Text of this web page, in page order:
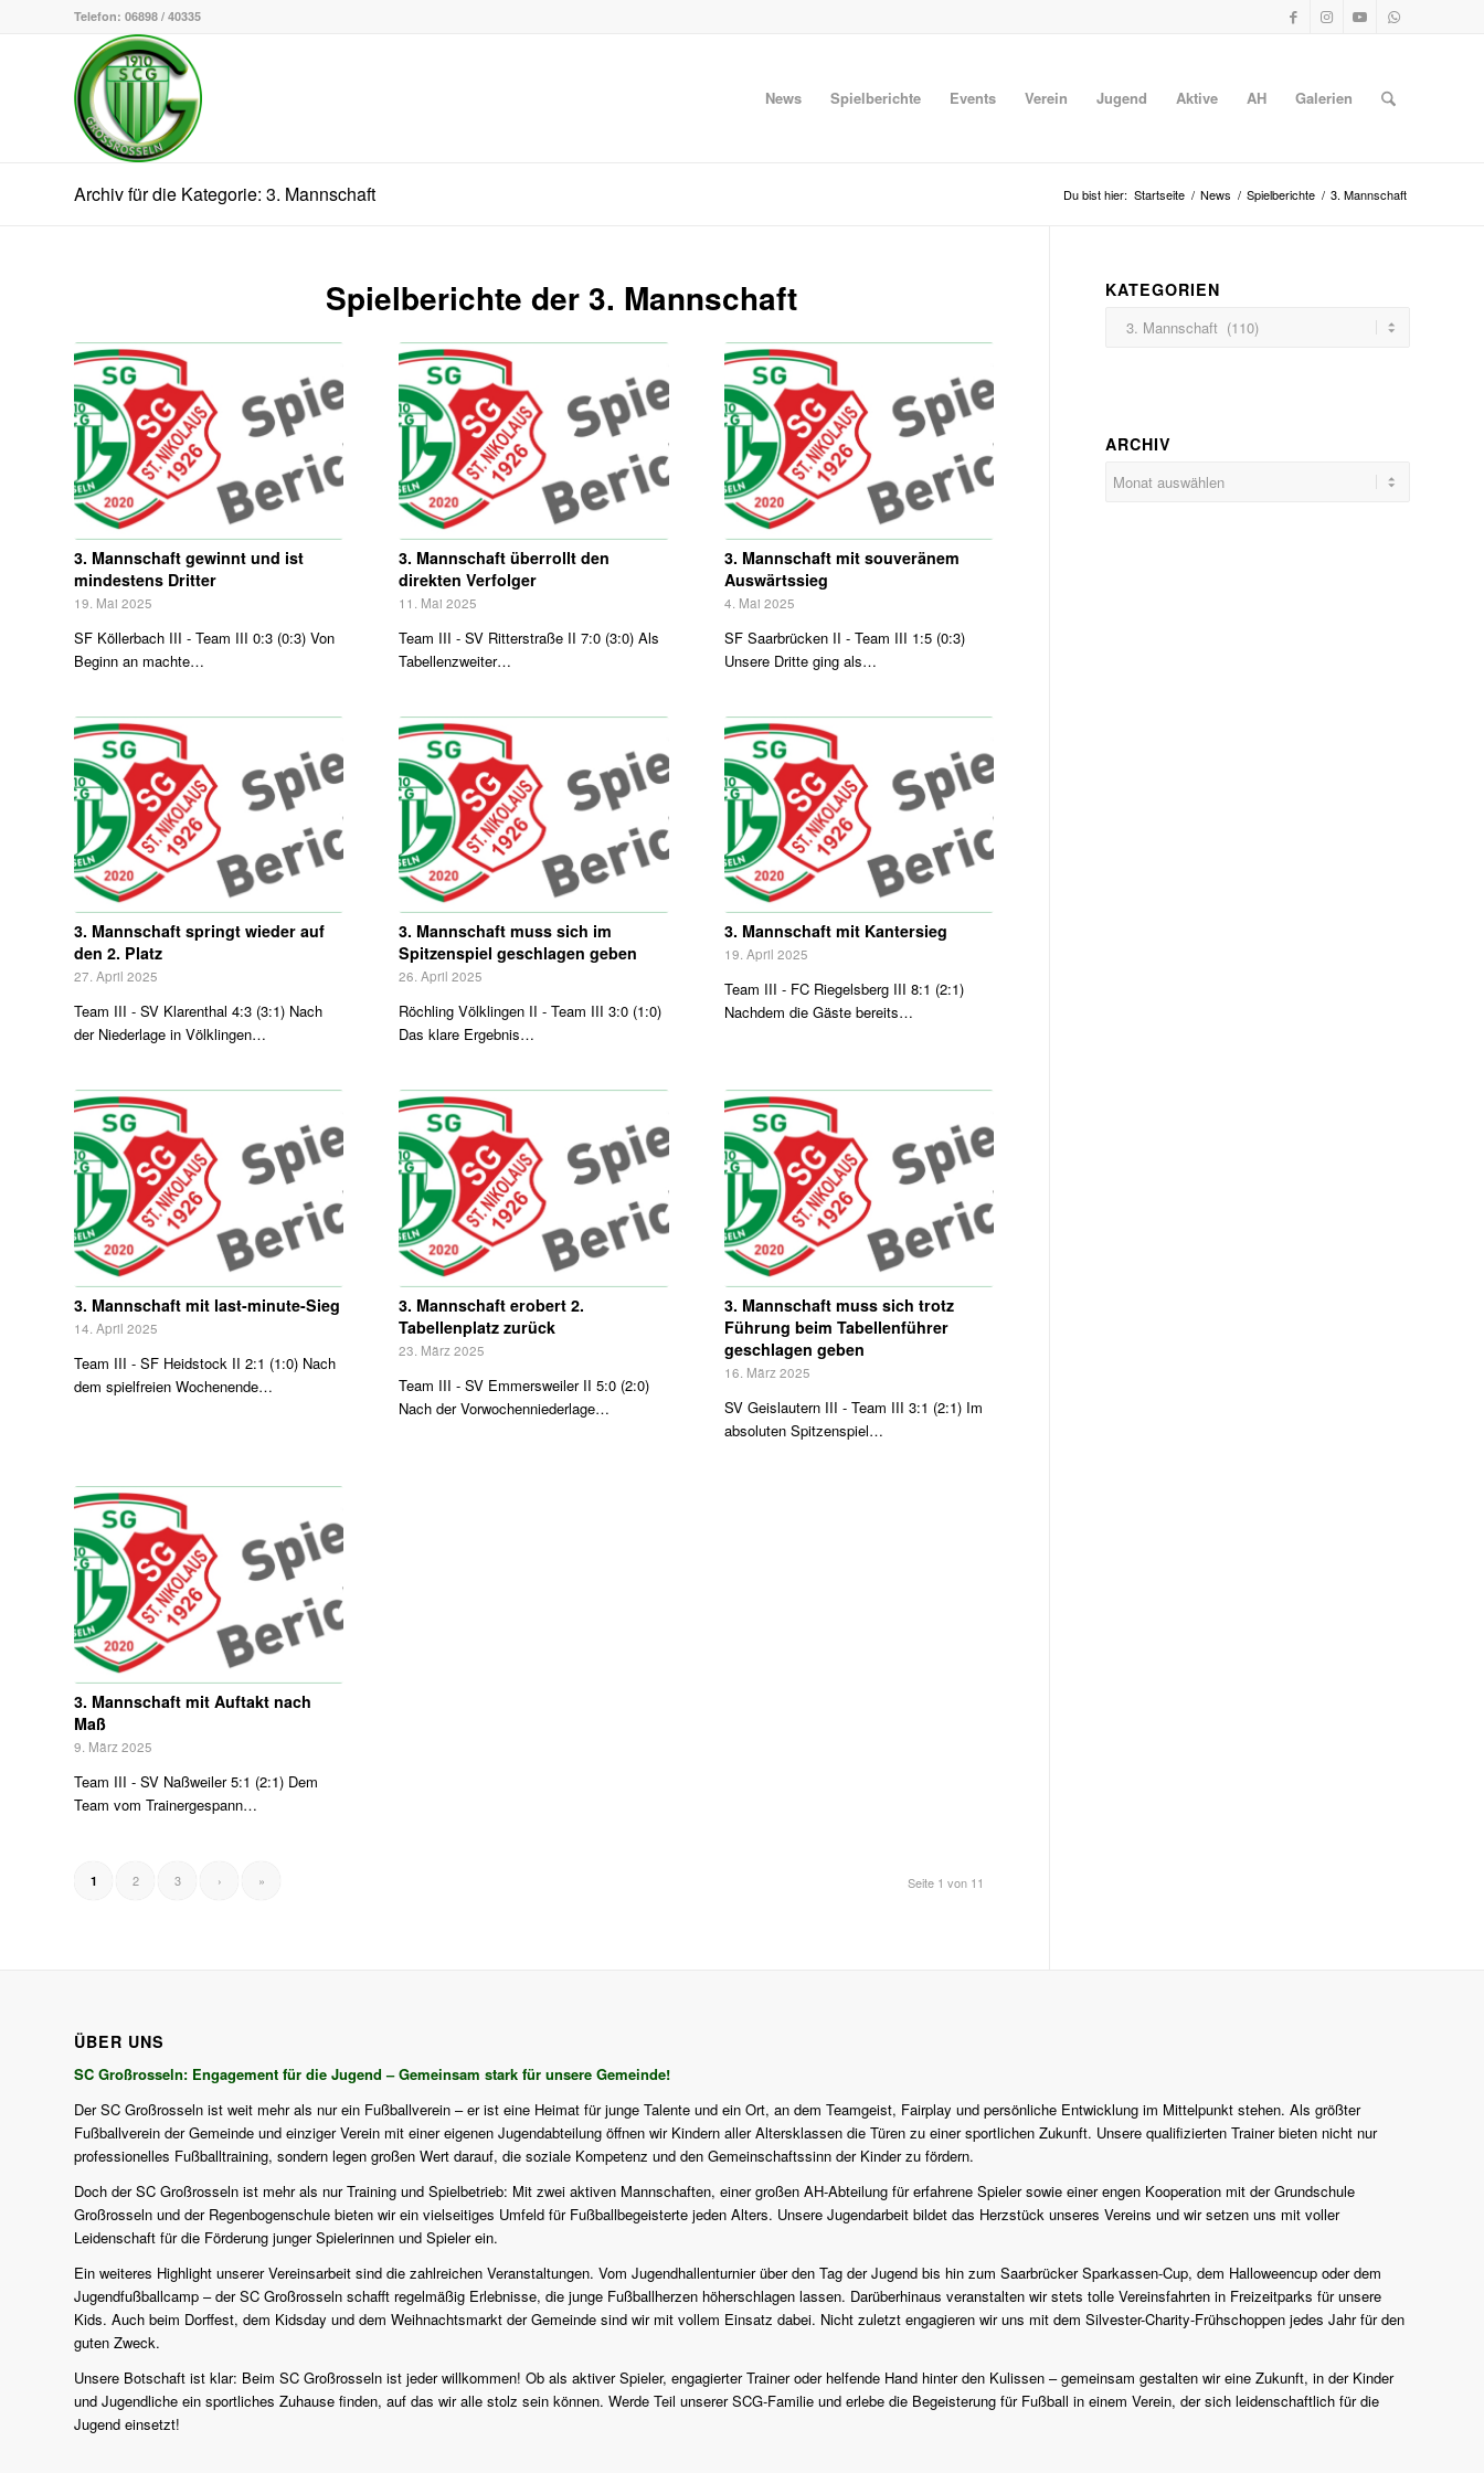
Telefon: 06898 / 40335
News Spielberichte Events Verein Jugend Aktive AH Galerien
Archiv für die Kategorie: 3. Mannschaft Du bist hier: Startseite / News / Spielberichte / 3. Mannschaft
Spielberichte der 3. Mannschaft
3. Mannschaft gewinnt und ist
mindestens Dritter
19. Mai 2025
SF Köllerbach III - Team III 0:3 (0:3) Von
Beginn an machte…
3. Mannschaft überrollt den
direkten Verfolger
11. Mai 2025
Team III - SV Ritterstraße II 7:0 (3:0) Als
Tabellenzweiter…
3. Mannschaft mit souveränem
Auswärtssieg
4. Mai 2025
SF Saarbrücken II - Team III 1:5 (0:3)
Unsere Dritte ging als…
3. Mannschaft springt wieder auf
den 2. Platz
27. April 2025
Team III - SV Klarenthal 4:3 (3:1) Nach
der Niederlage in Völklingen…
3. Mannschaft muss sich im
Spitzenspiel geschlagen geben
26. April 2025
Röchling Völklingen II - Team III 3:0 (1:0)
Das klare Ergebnis…
3. Mannschaft mit Kantersieg
19. April 2025
Team III - FC Riegelsberg III 8:1 (2:1)
Nachdem die Gäste bereits…
3. Mannschaft mit last-minute-Sieg
14. April 2025
Team III - SF Heidstock II 2:1 (1:0) Nach
dem spielfreien Wochenende…
3. Mannschaft erobert 2.
Tabellenplatz zurück
23. März 2025
Team III - SV Emmersweiler II 5:0 (2:0)
Nach der Vorwochenniederlage…
3. Mannschaft muss sich trotz
Führung beim Tabellenführer
geschlagen geben
16. März 2025
SV Geislautern III - Team III 3:1 (2:1) Im
absoluten Spitzenspiel…
3. Mannschaft mit Auftakt nach
Maß
9. März 2025
Team III - SV Naßweiler 5:1 (2:1) Dem
Team vom Trainergespann…
Seite 1 von 11
1 2 3 › »
KATEGORIEN
ARCHIV
ÜBER UNS
SC Großrosseln: Engagement für die Jugend – Gemeinsam stark für unsere Gemeinde!
Der SC Großrosseln ist weit mehr als nur ein Fußballverein – er ist eine Heimat für junge Talente und ein Ort, an dem Teamgeist, Fairplay und persönliche Entwicklung im Mittelpunkt stehen. Als größter
Fußballverein der Gemeinde und einziger Verein mit einer eigenen Jugendabteilung öffnen wir Kindern aller Altersklassen die Türen zu einer sportlichen Zukunft. Unsere qualifizierten Trainer bieten nicht nur
professionelles Fußballtraining, sondern legen großen Wert darauf, die soziale Kompetenz und den Gemeinschaftssinn der Kinder zu fördern.
Doch der SC Großrosseln ist mehr als nur Training und Spielbetrieb: Mit zwei aktiven Mannschaften, einer großen AH-Abteilung für erfahrene Spieler sowie einer engen Kooperation mit der Grundschule
Großrosseln und der Regenbogenschule bieten wir ein vielseitiges Umfeld für Fußballbegeisterte jeden Alters. Unsere Jugendarbeit bildet das Herzstück unseres Vereins und wir setzen uns mit voller
Leidenschaft für die Förderung junger Spielerinnen und Spieler ein.
Ein weiteres Highlight unserer Vereinsarbeit sind die zahlreichen Veranstaltungen. Vom Jugendhallenturnier über den Tag der Jugend bis hin zum Saarbrücker Sparkassen-Cup, dem Halloweencup oder dem
Jugendfußballcamp – der SC Großrosseln schafft regelmäßig Erlebnisse, die junge Fußballherzen höherschlagen lassen. Darüberhinaus veranstalten wir stets tolle Vereinsfahrten in Freizeitparks für unsere
Kids. Auch beim Dorffest, dem Kidsday und dem Weihnachtsmarkt der Gemeinde sind wir mit vollem Einsatz dabei. Nicht zuletzt engagieren wir uns mit dem Silvester-Charity-Frühschoppen jedes Jahr für den
guten Zweck.
Unsere Botschaft ist klar: Beim SC Großrosseln ist jeder willkommen! Ob als aktiver Spieler, engagierter Trainer oder helfende Hand hinter den Kulissen – gemeinsam gestalten wir eine Zukunft, in der Kinder
und Jugendliche ein sportliches Zuhause finden, auf das wir alle stolz sein können. Werde Teil unserer SCG-Familie und erlebe die Begeisterung für Fußball in einem Verein, der sich leidenschaftlich für die
Jugend einsetzt!